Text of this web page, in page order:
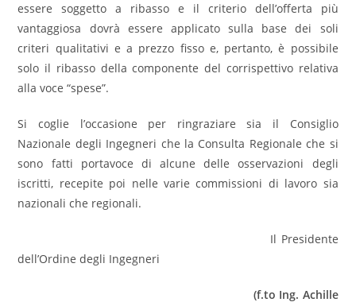
essere soggetto a ribasso e il criterio dell’offerta più
vantaggiosa dovrà essere applicato sulla base dei soli
criteri qualitativi e a prezzo fisso e, pertanto, è possibile
solo il ribasso della componente del corrispettivo relativa
alla voce “spese”.
Si coglie l’occasione per ringraziare sia il Consiglio
Nazionale degli Ingegneri che la Consulta Regionale che si
sono fatti portavoce di alcune delle osservazioni degli
iscritti, recepite poi nelle varie commissioni di lavoro sia
nazionali che regionali.
Il Presidente
dell’Ordine degli Ingegneri
(f.to Ing. Achille